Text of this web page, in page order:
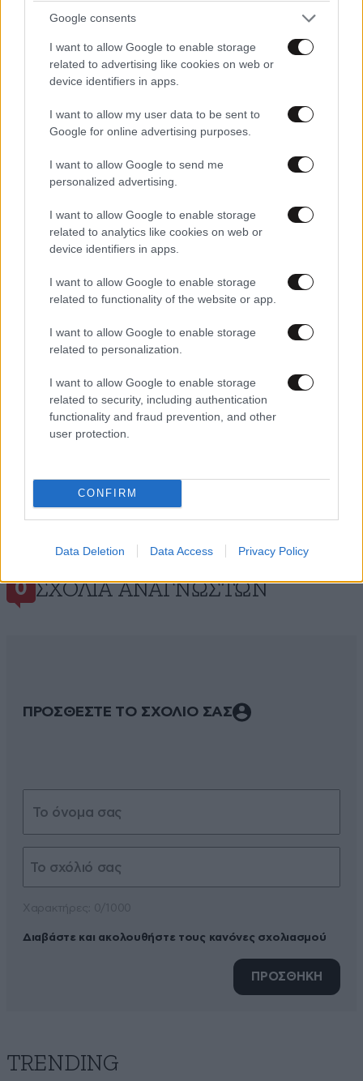
Google consents
I want to allow Google to enable storage
related to advertising like cookies on web or
device identifiers in apps.
I want to allow my user data to be sent to
Google for online advertising purposes.
I want to allow Google to send me
personalized advertising.
I want to allow Google to enable storage
related to analytics like cookies on web or
device identifiers in apps.
I want to allow Google to enable storage
related to functionality of the website or app.
I want to allow Google to enable storage
related to personalization.
I want to allow Google to enable storage
related to security, including authentication
functionality and fraud prevention, and other
user protection.
CONFIRM
Data Deletion Data Access Privacy Policy
Πληρωμές e-ΕΦΚΑ και ΔΥΠΑ: Πάνω από 56
Αυγούστου
και μάθετε πρώτοι όλες τις ειδήσεις
0 ΣΧΌΛΙΑ ΑΝΑΓΝΩΣΤΏΝ
ΠΡΟΣΘΕΣΤΕ ΤΟ ΣΧΟΛΙΟ ΣΑΣ
Διαβάστε και ακολουθήστε τους κανόνες σχολιασμού
ΠΡΟΣΘΗΚΗ
TRENDING